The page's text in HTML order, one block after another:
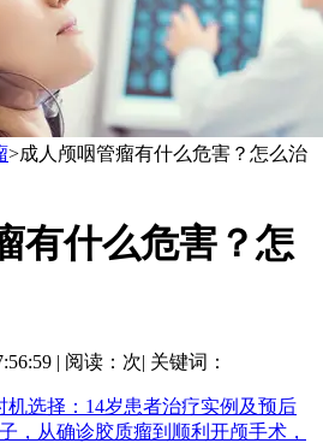
>成人颅咽管瘤有什么危害？怎么治
有什么危害？怎
| 阅读： 次| 关键词：
机选择：14岁患者治疗实例及预后
，从确诊胶质瘤到顺利开颅手术，